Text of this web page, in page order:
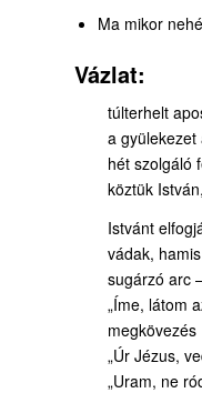
Ma mikor
Vázlat:
túlterhelt
a
hét szolgáló
köztük
Istvánt
vádak,
sugárzó arc
„Íme, látom
megkövezés
„Úr Jézus,
„Uram, ne